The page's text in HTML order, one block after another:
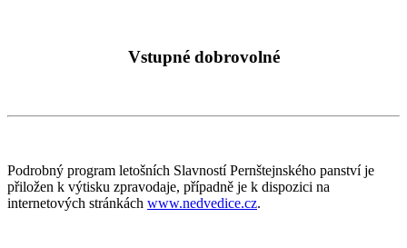
Vstupné dobrovolné
Podrobný program letošních Slavností Pernštejnského panství je
přiložen k výtisku zpravodaje, případně je k dispozici na
internetových stránkách www.nedvedice.cz.